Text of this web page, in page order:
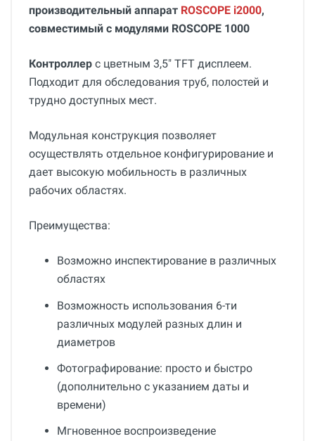
производительный аппарат ROSCOPE i2000,
совместимый с модулями ROSCOPE 1000
Контроллер с цветным 3,5" TFT дисплеем.
Подходит для обследования труб, полостей и
трудно доступных мест.
Модульная конструкция позволяет
осуществлять отдельное конфигурирование и
дает высокую мобильность в различных
рабочих областях.
Преимущества:
Возможно инспектирование в различных
облаcтях
Возможность использования 6-ти
различных модулей разных длин и
диаметров
Фотографирование: просто и быстро
(дополнительно с указанием даты и
времени)
Мгновенное воспроизведение